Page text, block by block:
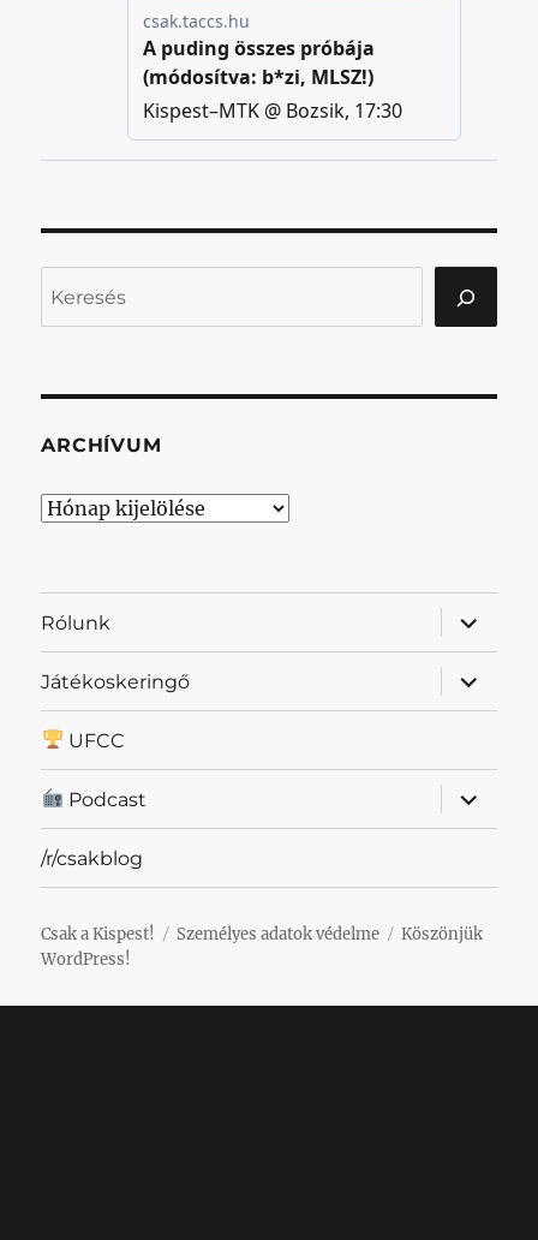
ARCHÍVUM
Archívum
Rólunk
almenü
Játékoskeringő
almenü
UFCC
Podcast
almenü
/r/csakblog
Csak a Kispest! Személyes adatok védelme
Köszönjük
WordPress!